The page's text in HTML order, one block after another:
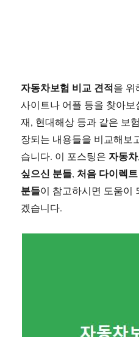
자동차보험 비교 견적을 위
사이트나 어플 등을 찾아
재, 현대해상 등과 같은 보
장되는 내용들을 비교해보
습니다. 이 포스팅은자동
싶으신 분들, 처음 다이렉
분들이 참고하시면 도움이
겠습니다.